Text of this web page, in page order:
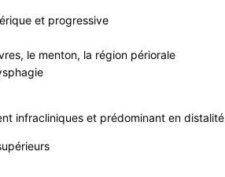
et progressive
le menton, la région périorale
infracliniques et prédominant en distalité